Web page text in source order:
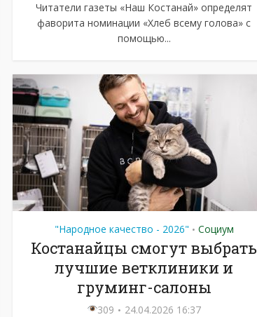
Читатели газеты «Наш Костанай» определят
фаворита номинации «Хлеб всему голова» с
помощью...
"Народное качество - 2026" • Социум
Костанайцы смогут выбрать
лучшие ветклиники и
груминг-салоны
309
24.04.2026 16:37